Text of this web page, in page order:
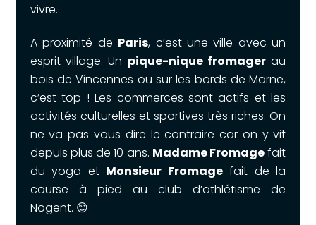
vivre.
A proximité de Paris, c’est une ville avec un
esprit village. Un pique-nique fromager au
bois de Vincennes ou sur les bords de Marne,
c’est top ! Les commerces sont actifs et les
activités culturelles et sportives très riches. On
ne va pas vous dire le contraire car on y vit
depuis plus de 10 ans. Madame Fromagefait
du yoga et Monsieur Fromagefait de la
course à pied au club d’athlétisme de
Nogent. 😊